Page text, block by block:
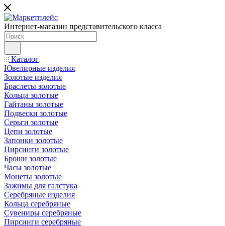
Интернет-магазин представительского класса
Каталог
Ювелирные изделия
Золотые изделия
Браслеты золотые
Кольца золотые
Гайтаны золотые
Подвески золотые
Серьги золотые
Цепи золотые
Запонки золотые
Пирсинги золотые
Броши золотые
Часы золотые
Монеты золотые
Зажимы для галстука
Серебряные изделия
Кольца серебряные
Сувениры серебряные
Пирсинги серебряные